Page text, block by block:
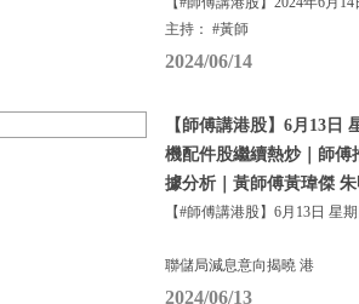
主持： #黃師
2024/06/14
【師傅講港股】6月13日
機配件股繼續熱炒｜師傅
據分析｜黃師傅黃瑋傑
【#師傅講港股】6月13日 星期
聯儲局減息意向揭曉 港
2024/06/13